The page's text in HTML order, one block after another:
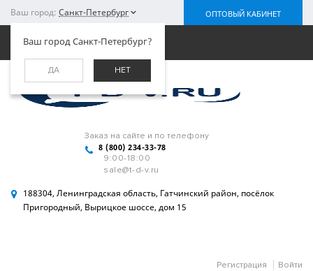
Ваш город: Санкт-Петербург
Ваш город Санкт-Петербург?
ДА НЕТ
ОПТОВЫЙ КАБИНЕТ
Заказ на сайте и по телефону
8 (800) 234-33-78
9:00-18:00
sale@t-d-v.ru
188304, Ленинградская область, Гатчинский район, посёлок
Пригородный, Вырицкое шоссе, дом 15
Регистрация Войти
Меню